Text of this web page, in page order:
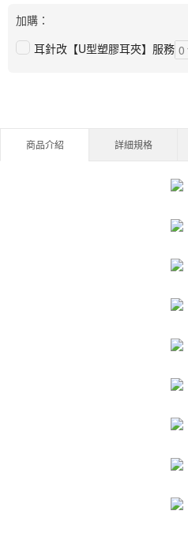
加購：
耳針改【U型塑膠耳夾】服務
商品介紹 詳細規格